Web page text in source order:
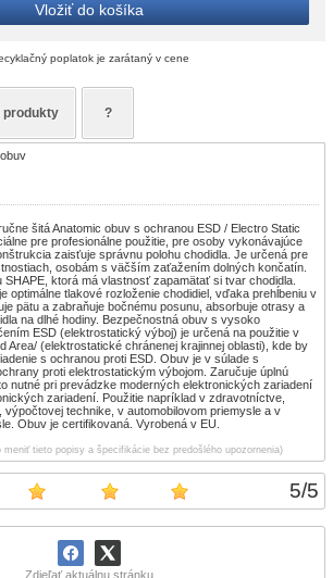
5/5
Zdieľať aktuálnu stránku
Vložiť do košíka
poplatok je zarátaný v cene
produkty ?
šitá Anatomic obuv s ochranou ESD / Electro Static
pre profesionálne použitie, pre osoby vykonávajúce
zaisťuje správnu polohu chodidla. Je určená pre
osobám s väčším zaťažením dolných končatín.
SHAPE, ktorá má vlastnosť zapamätať si tvar chodidla.
optimálne tlakové rozloženie chodidiel, vďaka prehĺbeniu v
pätu a zabraňuje bočnému posunu, absorbuje otrasy a
na dlhé hodiny. Bezpečnostná obuv s vysoko
ESD (elektrostatický výboj) je určená na použitie v
Area/ (elektrostatické chránenej krajinnej oblasti), kde by
s ochranou proti ESD. Obuv je v súlade s
proti elektrostatickým výbojom. Zaručuje úplnú
nutné pri prevádzke moderných elektronických zariadení
zariadení. Použitie napríklad v zdravotníctve,
výpočtovej technike, v automobilovom priemysle a v
Obuv je certifikovaná. Vyrobená v EU.
meniť tieto popisy a špecifikácie bez predošlého upozornenia)